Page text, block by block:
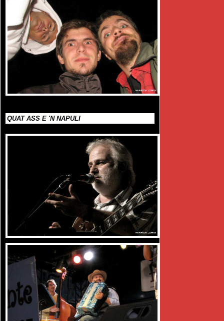
QUAT ASS E 'N NAPULI